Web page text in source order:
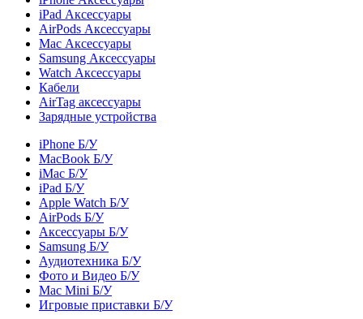
iPad Аксессуары
AirPods Аксессуары
Mac Аксессуары
Samsung Аксессуары
Watch Аксессуары
Кабели
AirTag аксессуары
Зарядные устройства
iPhone Б/У
MacBook Б/У
iMac Б/У
iPad Б/У
Apple Watch Б/У
AirPods Б/У
Аксессуары Б/У
Samsung Б/У
Аудиотехника Б/У
Фото и Видео Б/У
Mac Mini Б/У
Игровые приставки Б/У